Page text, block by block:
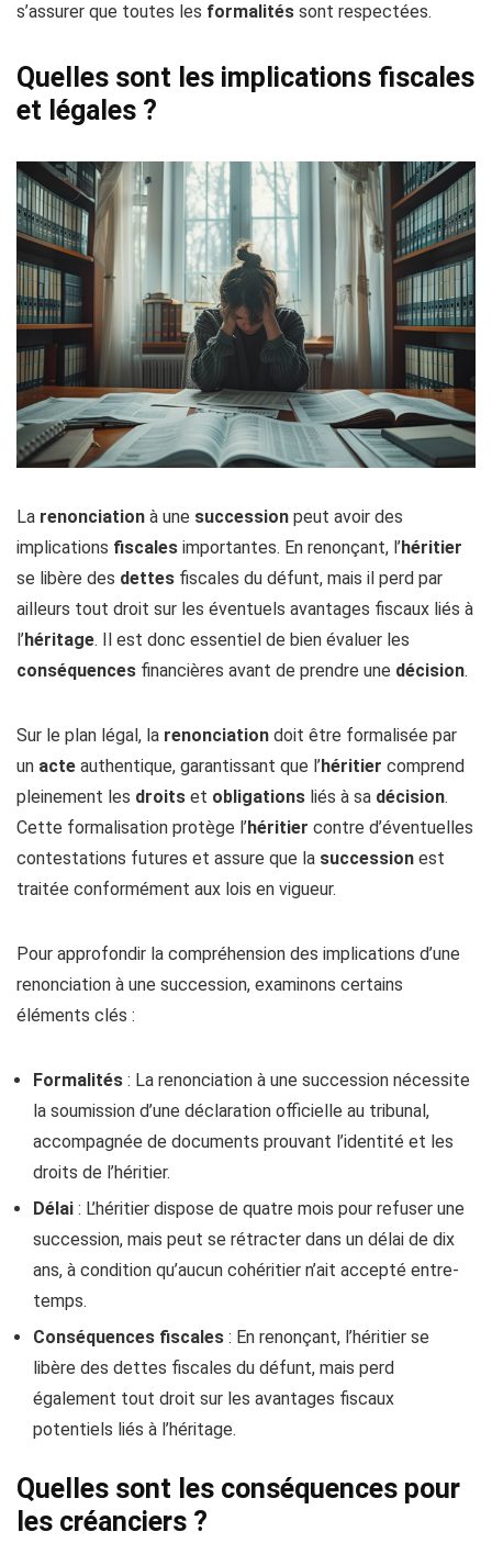
s’assurer que toutes les formalités sont respectées.
Quelles sont les implications fiscales
et légales ?
La renonciation à une succession peut avoir des
implications fiscales importantes. En renonçant, l’héritier
se libère des dettes fiscales du défunt, mais il perd par
ailleurs tout droit sur les éventuels avantages fiscaux liés à
l’héritage. Il est donc essentiel de bien évaluer les
conséquences financières avant de prendre une décision.
Sur le plan légal, la renonciation doit être formalisée par
un acte authentique, garantissant que l’héritier comprend
pleinement les droits et obligations liés à sa décision.
Cette formalisation protège l’héritier contre d’éventuelles
contestations futures et assure que la succession est
traitée conformément aux lois en vigueur.
Pour approfondir la compréhension des implications d’une
renonciation à une succession, examinons certains
éléments clés :
Formalités : La renonciation à une succession nécessite
la soumission d’une déclaration officielle au tribunal,
accompagnée de documents prouvant l’identité et les
droits de l’héritier.
Délai : L’héritier dispose de quatre mois pour refuser une
succession, mais peut se rétracter dans un délai de dix
ans, à condition qu’aucun cohéritier n’ait accepté entre-
temps.
Conséquences fiscales : En renonçant, l’héritier se
libère des dettes fiscales du défunt, mais perd
également tout droit sur les avantages fiscaux
potentiels liés à l’héritage.
Quelles sont les conséquences pour
les créanciers ?